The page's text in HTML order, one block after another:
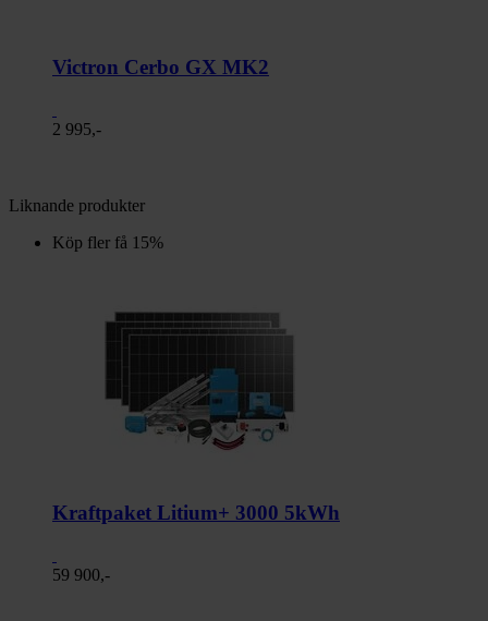
Victron Cerbo GX MK2
2 995,-
Liknande produkter
Köp fler få 15%
Kraftpaket Litium+ 3000 5kWh
59 900,-